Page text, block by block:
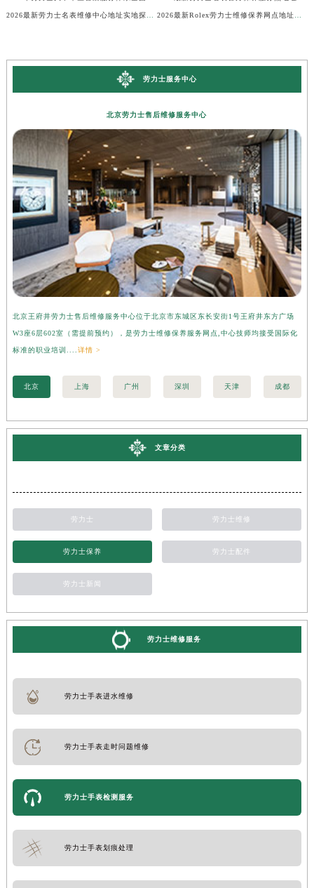
2026最新劳力士名表维修中心地址实地探访报告 2026最新Rolex劳力士维修保养网点地址考察报告
劳力士服务中心
北京劳力士售后维修服务中心
北京王府井劳力士售后维修服务中心位于北京市东城区东长安街1号王府井东方广场
W3座6层602室（需提前预约），是劳力士维修保养服务网点,中心技师均接受国际化
标准的职业培训.... 详情 >
北京 上海 广州 深圳 天津 成都
文章分类
劳力士 劳力士维修
劳力士保养 劳力士配件
劳力士新闻
劳力士维修服务
劳力士手表进水维修
劳力士手表走时问题维修
劳力士手表检测服务
劳力士手表划痕处理